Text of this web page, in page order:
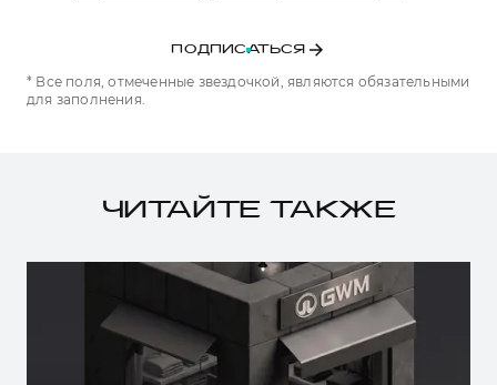
ПОДПИСАТЬСЯ
* Все поля, отмеченные звездочкой, являются обязательными
для заполнения.
ЧИТАЙТЕ ТАКЖЕ